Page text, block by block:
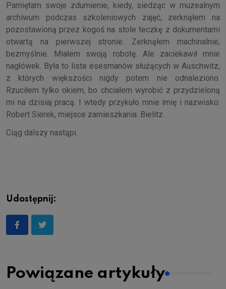
Pamiętam swoje zdumienie, kiedy, siedząc w muzealnym
archiwum podczas szkoleniowych zajęć, zerknąłem na
pozostawioną przez kogoś na stole teczkę z dokumentami
otwartą na pierwszej stronie. Zerknąłem machinalnie,
bezmyślnie. Miałem swoją robotę. Ale zaciekawił mnie
nagłówek. Była to lista esesmanów służących w Auschwitz,
z których większości nigdy potem nie odnaleziono.
Rzuciłem tylko okiem, bo chciałem wyrobić z przydzieloną
mi na dzisiaj pracą. I wtedy przykuło mnie imię i nazwisko:
Robert Sierek, miejsce zamieszkania: Bielitz.
Ciąg dalszy nastąpi.
Udostępnij:
Powiązane artykuły